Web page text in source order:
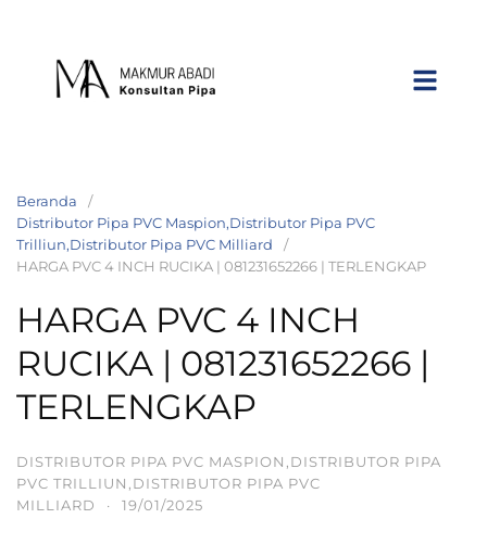
Beranda
Distributor Pipa PVC Maspion,Distributor Pipa PVC
Trilliun,Distributor Pipa PVC Milliard
HARGA PVC 4 INCH RUCIKA | 081231652266 | TERLENGKAP
HARGA PVC 4 INCH
RUCIKA | 081231652266 |
TERLENGKAP
DISTRIBUTOR PIPA PVC MASPION,DISTRIBUTOR PIPA
PVC TRILLIUN,DISTRIBUTOR PIPA PVC
MILLIARD
· 19/01/2025